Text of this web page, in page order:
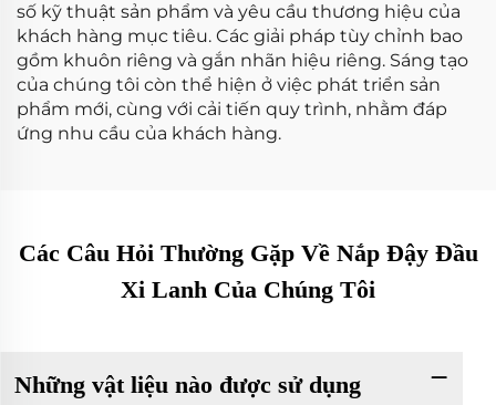
số kỹ thuật sản phẩm và yêu cầu thương hiệu của
khách hàng mục tiêu. Các giải pháp tùy chỉnh bao
gồm khuôn riêng và gắn nhãn hiệu riêng. Sáng tạo
của chúng tôi còn thể hiện ở việc phát triển sản
phẩm mới, cùng với cải tiến quy trình, nhằm đáp
ứng nhu cầu của khách hàng.
Các Câu Hỏi Thường Gặp Về Nắp Đậy Đầu
Xi Lanh Của Chúng Tôi
Những vật liệu nào được sử dụng